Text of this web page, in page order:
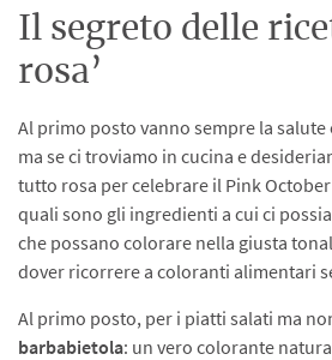
Il segreto delle
rosa’
Al primo posto vanno sempre la salute
ma se ci troviamo in cucina e
tutto rosa per celebrare il Pink
quali sono gli ingredienti a cui ci
che possano colorare nella giusta
dover ricorrere a coloranti alimentari
Al primo posto, per i piatti salati ma
barbabietola: un vero colorante